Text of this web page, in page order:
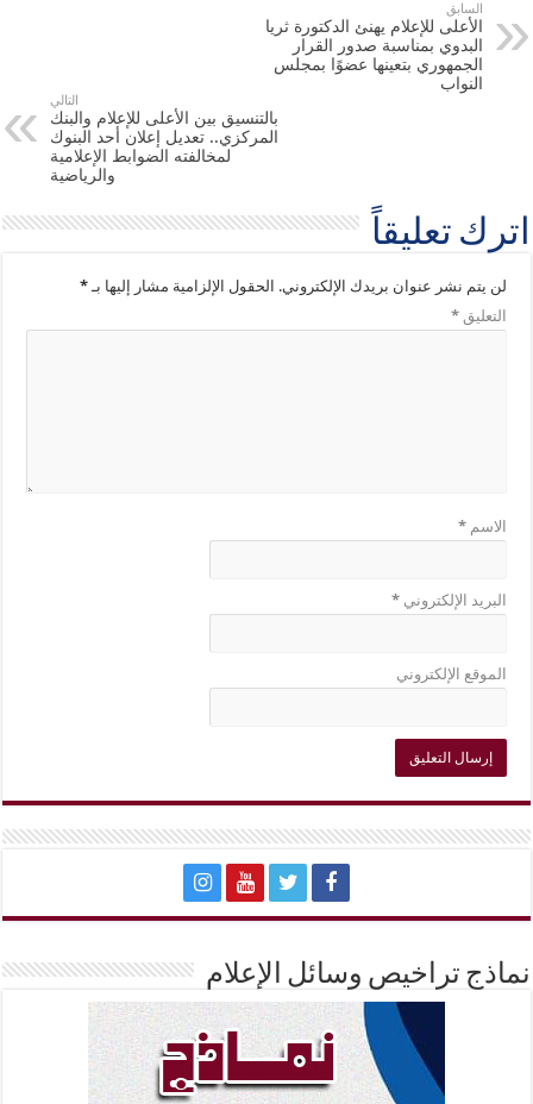
السابق
الأعلى للإعلام يهنئ الدكتورة ثريا
البدوي بمناسبة صدور القرار
الجمهوري بتعينها عضوًا بمجلس
النواب
التالي
بالتنسيق بين الأعلى للإعلام والبنك
المركزي.. تعديل إعلان أحد البنوك
لمخالفته الضوابط الإعلامية
والرياضية
اترك تعليقاً
لن يتم نشر عنوان بريدك الإلكتروني. الحقول الإلزامية مشار إليها بـ*
التعليق*
الاسم*
البريد الإلكتروني*
الموقع الإلكتروني
نماذج تراخيص وسائل الإعلام